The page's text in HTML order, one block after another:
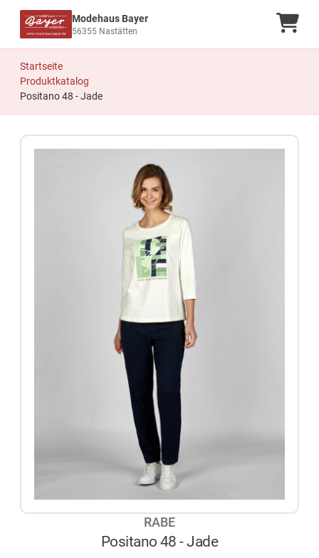
Modehaus Bayer
56355 Nastätten
Startseite
Produktkatalog
Positano 48 - Jade
RABE
Positano 48 - Jade